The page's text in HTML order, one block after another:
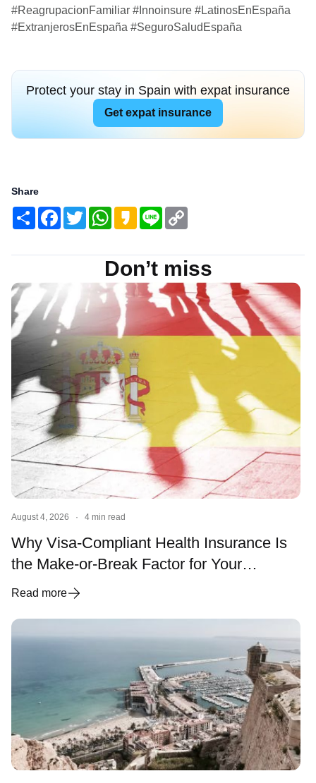
#ReagrupacionFamiliar #Innoinsure #LatinosEnEspaña
#ExtranjerosEnEspaña #SeguroSaludEspaña
Protect your stay in Spain with expat insurance
Get expat insurance
Share
ShareFacebook
TwitterWhatsApp
KakaoLine
Don’t miss
August 4, 2026 · 4 min read
Why Visa-Compliant Health Insurance Is
the Make-or-Break Factor for Your
Spanish Visa and Residency
Read more